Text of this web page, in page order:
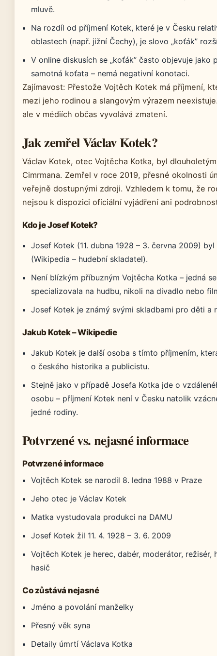
mluvě.
Na rozdíl od příjmení Kotek, které je v Česku
oblastech (např. jižní Čechy), je slovo „koťák”
V online diskusích se „koťák” často objevuje
samotná koťata – nemá negativní konotaci.
Zajímavost: Přestože Vojtěch Kotek má příjmení,
mezi jeho rodinou a slangovým výrazem
ale v médiích občas vyvolává zmatení.
Jak zemřel Václav Kotek?
Václav Kotek, otec Vojtěcha Kotka, byl
Cimrmana. Zemřel v roce 2019, přesné okolnosti
veřejně dostupnými zdroji. Vzhledem k tomu, že
nejsou k dispozici oficiální vyjádření ani
Kdo je Josef Kotek?
Josef Kotek (11. dubna 1928 – 3. června 2009)
(Wikipedia – hudební skladatel).
Není blízkým příbuzným Vojtěcha Kotka – jedná
specializovala na hudbu, nikoli na divadlo nebo
Josef Kotek je známý svými skladbami pro děti a
Jakub Kotek – Wikipedie
Jakub Kotek je další osoba s tímto příjmením,
o českého historika a publicistu.
Stejně jako v případě Josefa Kotka jde o
osobu – příjmení Kotek není v Česku natolik
jedné rodiny.
Potvrzené vs. nejasné informace
Potvrzené informace
Vojtěch Kotek se narodil 8. ledna 1988 v Praze
Jeho otec je Václav Kotek
Matka vystudovala produkci na DAMU
Josef Kotek žil 11. 4. 1928 – 3. 6. 2009
Vojtěch Kotek je herec, dabér, moderátor,
hasič
Co zůstává nejasné
Jméno a povolání manželky
Přesný věk syna
Detaily úmrtí Václava Kotka